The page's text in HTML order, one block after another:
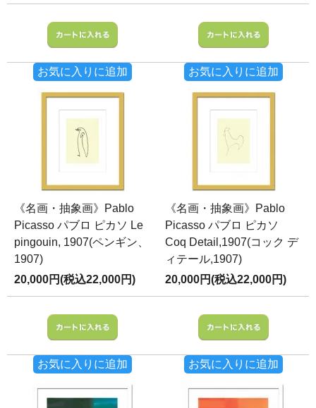
お気に入りに追加 お気に入りに追加
《名画・抽象画》Pablo
Picasso パブロ ピカソ Le
pingouin, 1907(ペンギン、
1907)
20,000円(税込22,000円)
お気に入りに追加
《名画・抽象画》Pablo
Picasso パブロ ピカソ
Coq Detail,1907(コック デ
ィテール,1907)
20,000円(税込22,000円)
お気に入りに追加